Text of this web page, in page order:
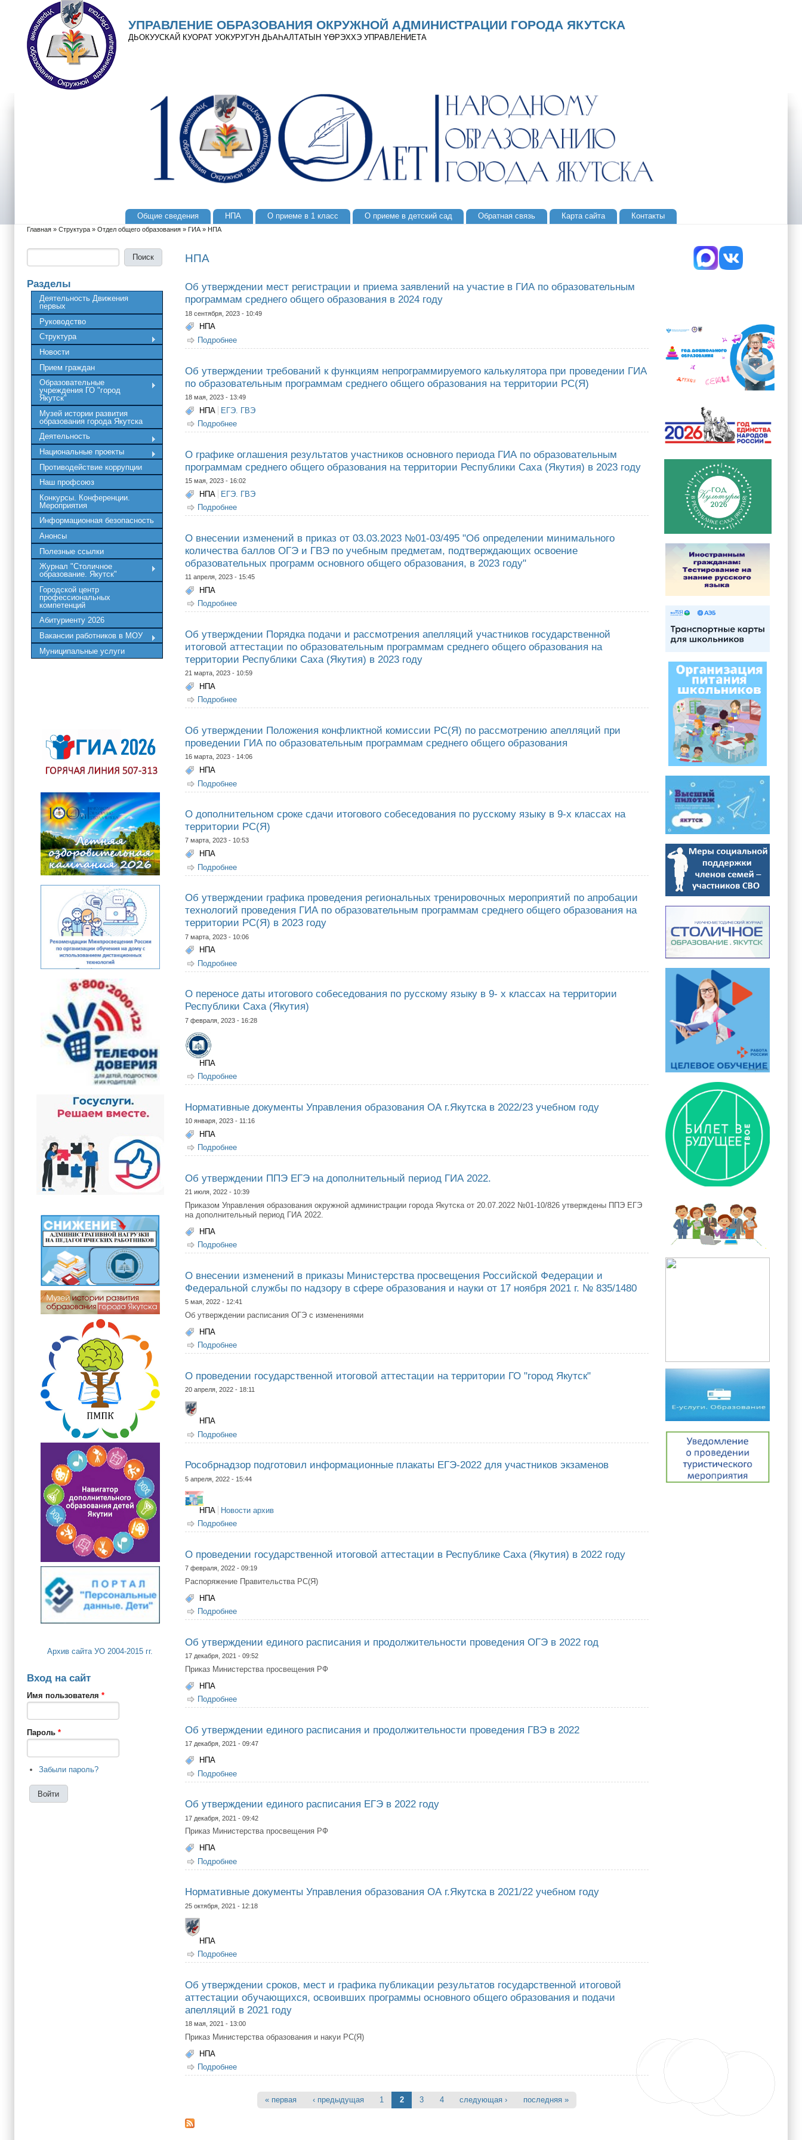
Перейти к основному содержанию
Skip to search
УПРАВЛЕНИЕ ОБРАЗОВАНИЯ ОКРУЖНОЙ АДМИНИСТРАЦИИ ГОРОДА ЯКУТСКА
ДЬОКУУСКАЙ КУОРАТ УОКУРУГУН ДЬАҺАЛТАТЫН YӨРЭХХЭ УПРАВЛЕНИЕТА
Общие сведения НПА О приеме в 1 класс О приеме в детский сад Обратная связь Карта сайта Контакты
Вы здесь
Главная » Структура » Отдел общего образования » ГИА » НПА
Разделы
Деятельность Движения
первых
Руководство
Структура
Новости
Прием граждан
Образовательные
учреждения ГО "город
Якутск"
Музей истории развития
образования города Якутска
Деятельность
Национальные проекты
Противодействие коррупции
Наш профсоюз
Конкурсы. Конференции.
Мероприятия
Информационная безопасность
Анонсы
Полезные ссылки
Журнал "Столичное
образование. Якутск"
Городской центр
профессиональных
компетенций
Абитуриенту 2026
Вакансии работников в МОУ
Муниципальные услуги
Архив сайта УО 2004-2015 гг.
Вход на сайт
Имя пользователя *
Пароль *
Забыли пароль?
НПА
Об утверждении мест регистрации и приема заявлений на участие в ГИА по образовательным
программам среднего общего образования в 2024 году
18 сентября, 2023 - 10:49
НПА
Подробнее о Об утверждении мест регистрации и приема заявлений на участие в ГИА по образовательным программам среднего общего образования в 2024 году
Об утверждении требований к функциям непрограммируемого калькулятора при проведении ГИА
по образовательным программам среднего общего образования на территории РС(Я)
18 мая, 2023 - 13:49
НПА
ЕГЭ. ГВЭ
Подробнее о Об утверждении требований к функциям непрограммируемого калькулятора при проведении ГИА по образовательным программам среднего общего
образования на территории РС(Я)
О графике оглашения результатов участников основного периода ГИА по образовательным
программам среднего общего образования на территории Республики Саха (Якутия) в 2023 году
15 мая, 2023 - 16:02
НПА
ЕГЭ. ГВЭ
Подробнее о О графике оглашения результатов участников основного периода ГИА по образовательным программам среднего общего образования на территории
Республики Саха (Якутия) в 2023 году
О внесении изменений в приказ от 03.03.2023 №01-03/495 "Об определении минимального
количества баллов ОГЭ и ГВЭ по учебным предметам, подтверждающих освоение
образовательных программ основного общего образования, в 2023 году"
11 апреля, 2023 - 15:45
НПА
Подробнее
подтверждающих освоение образовательных программ основного общего образования, в 2023 году"
Об утверждении Порядка подачи и рассмотрения апелляций участников государственной
итоговой аттестации по образовательным программам среднего общего образования на
территории Республики Саха (Якутия) в 2023 году
21 марта, 2023 - 10:59
НПА
Подробнее о Об утверждении Порядка подачи и рассмотрения апелляций участников государственной итоговой аттестации по образовательным программам
среднего общего образования на территории Республики Саха (Якутия) в 2023 году
Об утверждении Положения конфликтной комиссии РС(Я) по рассмотрению апелляций при
проведении ГИА по образовательным программам среднего общего образования
16 марта, 2023 - 14:06
НПА
Подробнее о Об утверждении Положения конфликтной комиссии РС(Я) по рассмотрению апелляций при проведении ГИА по образовательным программам среднего
общего образования
О дополнительном сроке сдачи итогового собеседования по русскому языку в 9-х классах на
территории РС(Я)
7 марта, 2023 - 10:53
НПА
Подробнее
Об утверждении графика проведения региональных тренировочных мероприятий по апробации
технологий проведения ГИА по образовательным программам среднего общего образования на
территории РС(Я) в 2023 году
7 марта, 2023 - 10:06
НПА
Подробнее
программам среднего общего образования на территории РС(Я) в 2023 году
О переносе даты итогового собеседования по русскому языку в 9- х классах на территории
Республики Саха (Якутия)
7 февраля, 2023 - 16:28
НПА
Подробнее
Нормативные документы Управления образования ОА г.Якутска в 2022/23 учебном году
10 января, 2023 - 11:16
НПА
Подробнее
Об утверждении ППЭ ЕГЭ на дополнительный период ГИА 2022.
21 июля, 2022 - 10:39
Приказом Управления образования окружной администрации города Якутска от 20.07.2022 №01-10/826 утверждены ППЭ ЕГЭ
на дополнительный период ГИА 2022.
НПА
Подробнее
О внесении изменений в приказы Министерства просвещения Российской Федерации и
Федеральной службы по надзору в сфере образования и науки от 17 ноября 2021 г. № 835/1480
5 мая, 2022 - 12:41
Об утверждении расписания ОГЭ с изменениями
НПА
Подробнее
от 17 ноября 2021 г. № 835/1480
О проведении государственной итоговой аттестации на территории ГО "город Якутск"
20 апреля, 2022 - 18:11
НПА
Подробнее
Рособрнадзор подготовил информационные плакаты ЕГЭ-2022 для участников экзаменов
5 апреля, 2022 - 15:44
НПА
Новости архив
Подробнее
О проведении государственной итоговой аттестации в Республике Саха (Якутия) в 2022 году
7 февраля, 2022 - 09:19
Распоряжение Правительства РС(Я)
НПА
Подробнее
Об утверждении единого расписания и продолжительности проведения ОГЭ в 2022 год
17 декабря, 2021 - 09:52
Приказ Министерства просвещения РФ
НПА
Подробнее
Об утверждении единого расписания и продолжительности проведения ГВЭ в 2022
17 декабря, 2021 - 09:47
НПА
Подробнее
Об утверждении единого расписания ЕГЭ в 2022 году
17 декабря, 2021 - 09:42
Приказ Министерства просвещения РФ
НПА
Подробнее
Нормативные документы Управления образования ОА г.Якутска в 2021/22 учебном году
25 октября, 2021 - 12:18
НПА
Подробнее
Об утверждении сроков, мест и графика публикации результатов государственной итоговой
аттестации обучающихся, освоивших программы основного общего образования и подачи
апелляций в 2021 году
18 мая, 2021 - 13:00
Приказ Министерства образования и накуи РС(Я)
НПА
Подробнее о Об утверждении сроков, мест и графика публикации результатов государственной итоговой аттестации обучающихся, освоивших программы основного
общего образования и подачи апелляций в 2021 году
« первая ‹ предыдущая 1 2 3 4 следующая › последняя »